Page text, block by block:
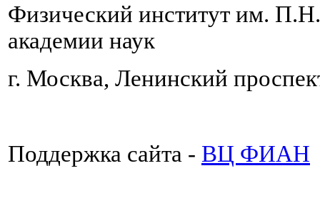
Физический институт им.
академии наук
г. Москва, Ленинский
Поддержка сайта - ВЦ ФИАН